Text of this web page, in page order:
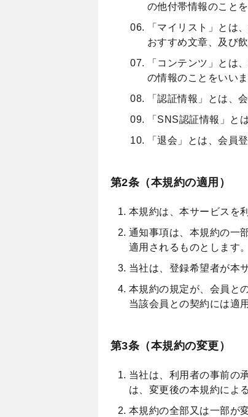
の他付帯情報のことを
「マイリスト」とは
おすすめ文章、及び
「コンテンツ」とは
の情報のことをいいま
「認証情報」とは、
「SNS認証情報」と
「退会」とは、会員
第2条（本規約の適用）
本規約は、本サービスを
通知事項は、本規約の一
適用されるものとします。
当社は、登録希望者が本
本規約の規定が、会員と
当該会員との契約には適
第3条（本規約の変更）
当社は、利用者の事前の
は、変更後の本規約によ
本規約の全部又は一部が